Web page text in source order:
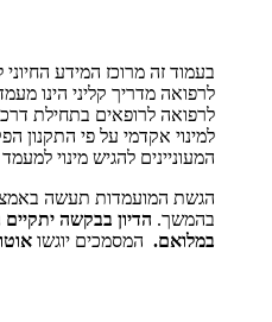
בעמוד זה מרוכז המידע החיוני
לרפואה מדריך קליני הינו
לרפואה לרופאים בתחילת
למינוי אקדמי על פי התקנון
המעוניינים להגיש מינוי
הגשת המועמדות תעשה
בהמשך. הדיון בבקשה
במלואם. המסמכים יוגשו